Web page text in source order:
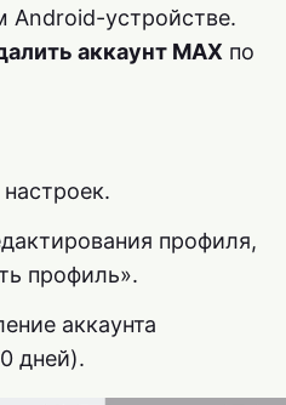
Android-устройстве.
аккаунт MAX по
профиля,
профиль».
аккаунта
дней).